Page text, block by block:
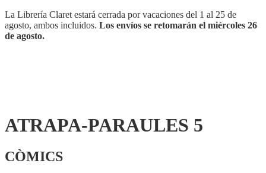
La Librería Claret estará cerrada por vacaciones del 1 al 25 de
agosto, ambos incluidos. Los envíos se retomarán el miércoles 26
de agosto.
ATRAPA-PARAULES 5
CÒMICS